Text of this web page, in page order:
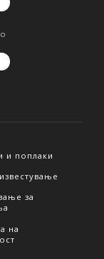
и поплаки
за
на